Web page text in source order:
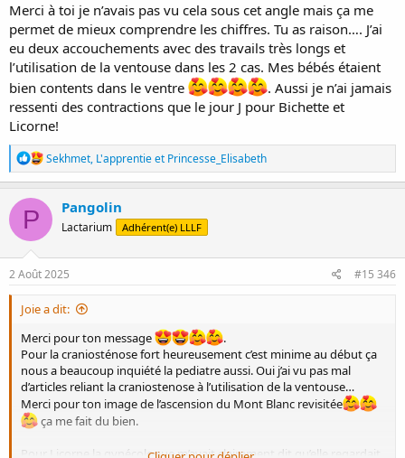
Merci à toi je n’avais pas vu cela sous cet angle mais ça me
permet de mieux comprendre les chiffres. Tu as raison…. J’ai
eu deux accouchements avec des travails très longs et
l’utilisation de la ventouse dans les 2 cas. Mes bébés étaient
bien contents dans le ventre
. Aussi je n’ai jamais
ressenti des contractions que le jour J pour Bichette et
Licorne!
R
é
a
c
n
s
Sekhmet, L'apprentieet Princesse_Elisabeth
P Pangolin
Lactarium Adhérent(e) LLLF
2 Août 2025 #15 346
Joie a dit:
Merci pour ton message
.
Pour la craniosténose fort heureusement c’est minime au début ça
nous a beaucoup inquiété la pediatre aussi. Oui j’ai vu pas mal
d’articles reliant la craniostenose à l’utilisation de la ventouse…
Merci pour ton image de l’ascension du Mont Blanc revisitée
ça me fait du bien.
Pour Licorne la gynécologue m’avait clairement dit qu’elle regardait